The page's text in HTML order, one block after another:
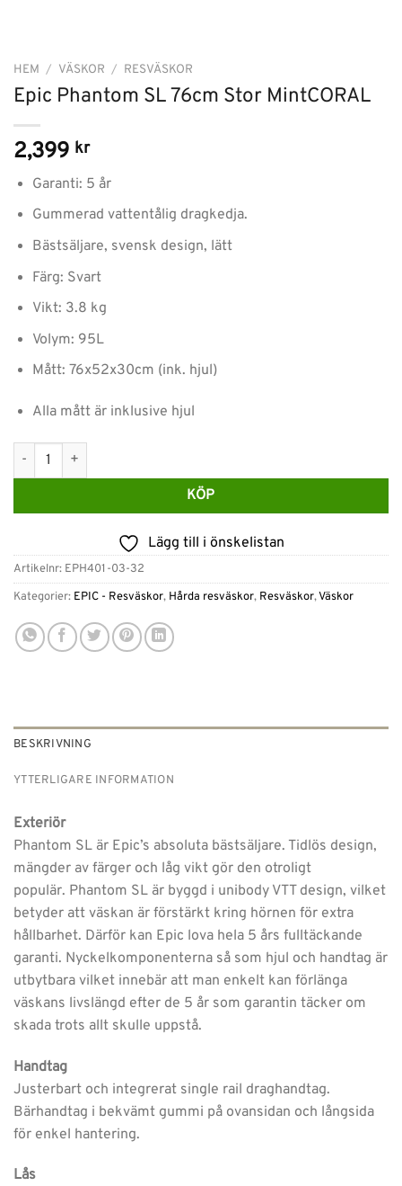
HEM / VÄSKOR / RESVÄSKOR
Epic Phantom SL 76cm Stor MintCORAL
2,399 kr
Garanti: 5 år
Gummerad vattentålig dragkedja.
Bästsäljare, svensk design, lätt
Färg: Svart
Vikt: 3.8 kg
Volym: 95L
Mått: 76x52x30cm (ink. hjul)
Alla mått är inklusive hjul
Epic Phantom SL 76cm Stor MintCORAL mängd
KÖP
Lägg till i önskelistan
Artikelnr: EPH401-03-32
Kategorier: EPIC - Resväskor, Hårda resväskor, Resväskor,Väskor
BESKRIVNING
YTTERLIGARE INFORMATION
Exteriör
Phantom SL är Epic’s absoluta bästsäljare. Tidlös design,
mängder av färger och låg vikt gör den otroligt
populär. Phantom SL är byggd i unibody VTT design, vilket
betyder att väskan är förstärkt kring hörnen för extra
hållbarhet. Därför kan Epic lova hela 5 års fulltäckande
garanti. Nyckelkomponenterna så som hjul och handtag är
utbytbara vilket innebär att man enkelt kan förlänga
väskans livslängd efter de 5 år som garantin täcker om
skada trots allt skulle uppstå.
Handtag
Justerbart och integrerat single rail draghandtag.
Bärhandtag i bekvämt gummi på ovansidan och långsida
för enkel hantering.
Lås